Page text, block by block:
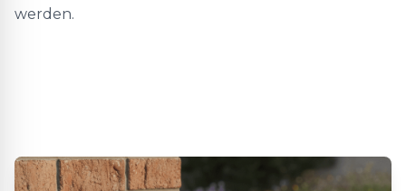
werden.